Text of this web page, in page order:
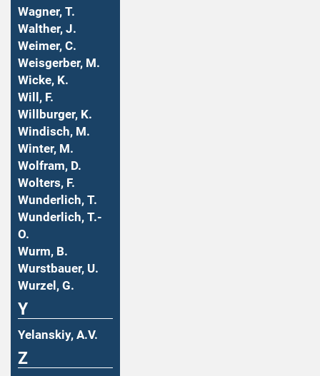
Wagner, T.
Walther, J.
Weimer, C.
Weisgerber, M.
Wicke, K.
Will, F.
Willburger, K.
Windisch, M.
Winter, M.
Wolfram, D.
Wolters, F.
Wunderlich, T.
Wunderlich, T.-
O.
Wurm, B.
Wurstbauer, U.
Wurzel, G.
Y
Yelanskiy, A.V.
Z